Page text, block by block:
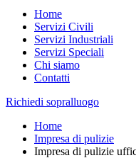
Home
Servizi Civili
Servizi Industriali
Servizi Speciali
Chi siamo
Contatti
Richiedi sopralluogo
Home
Impresa di pulizie
Impresa di pulizie